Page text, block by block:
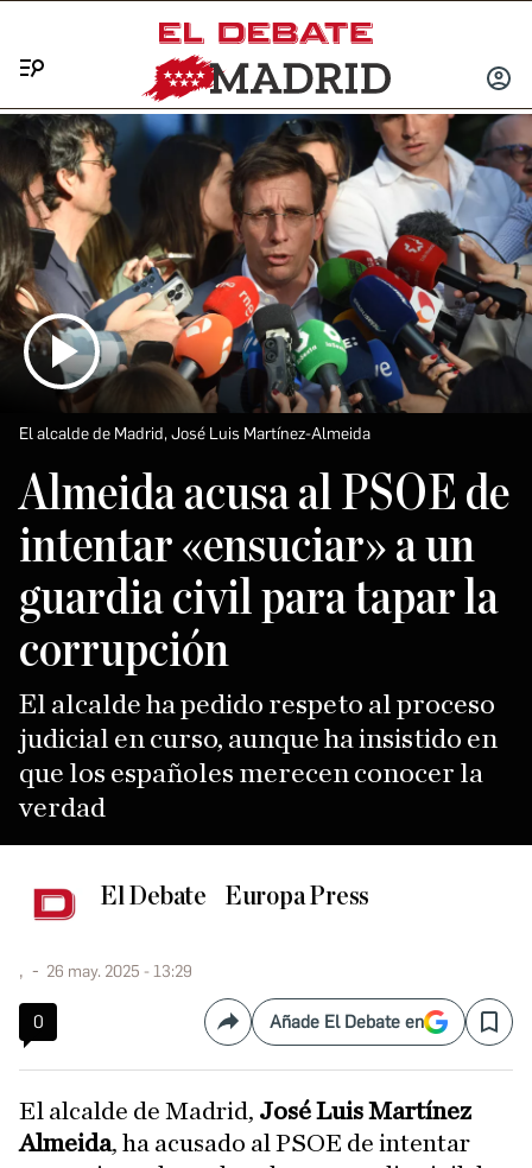
INICIAR
SESIÓN
El alcalde de Madrid, José Luis Martínez-Almeida
Almeida acusa al PSOE de
intentar «ensuciar» a un
guardia civil para tapar la
corrupción
El alcalde ha pedido respeto al proceso
judicial en curso, aunque ha insistido en
que los españoles merecen conocer la
verdad
El Debate Europa Press
, 26 may. 2025 - 13:29
0 CompartirAñade El Debate en Save
El alcalde de Madrid, José Luis Martínez
Almeida, ha acusado al PSOE de intentar